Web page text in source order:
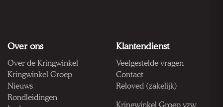
Over ons
Over de Kringwinkel
Kringwinkel Groep
Nieuws
Rondleidingen
Klantendienst
Veelgestelde vragen
Contact
Reloved (zakelijk)
Kringwinkel Groep vzw